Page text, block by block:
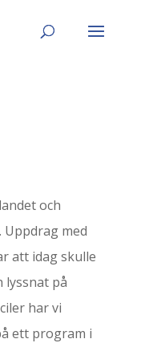
och
Uppdrag med
att idag skulle
lyssnat på
har vi
ett program i